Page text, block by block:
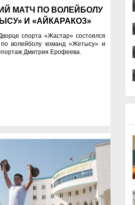
МАТЧ ПО ВОЛЕЙБОЛУ
И «АЙКАРАКОЗ»
спорта «Жастар» состоялся
волейболу команд «Жетысу» и
Дмитрия Ерофеева.